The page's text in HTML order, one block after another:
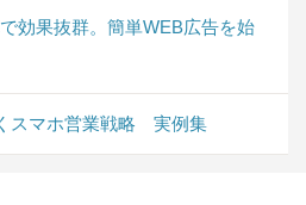
効果抜群。簡単WEB広告を始
スマホ営業戦略 実例集